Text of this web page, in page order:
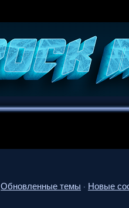
Обновленные темы · Новые